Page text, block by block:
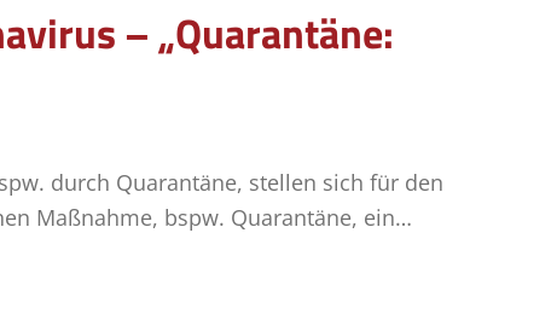
– „Quarantäne:
durch Quarantäne, stellen sich für den
Maßnahme, bspw. Quarantäne, ein…